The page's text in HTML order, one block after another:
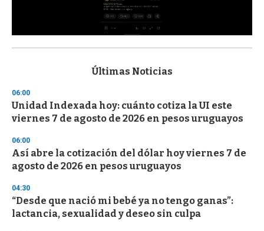
s
d
s
o
f
3
s
c
n
d
s
Últimas Noticias
06:00
Unidad Indexada hoy: cuánto cotiza la UI este
viernes 7 de agosto de 2026 en pesos uruguayos
06:00
Así abre la cotización del dólar hoy viernes 7 de
agosto de 2026 en pesos uruguayos
04:30
“Desde que nació mi bebé ya no tengo ganas”:
lactancia, sexualidad y deseo sin culpa